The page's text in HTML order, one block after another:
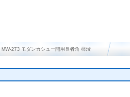
MW-273 モダンカシュー開用長者角 柿渋